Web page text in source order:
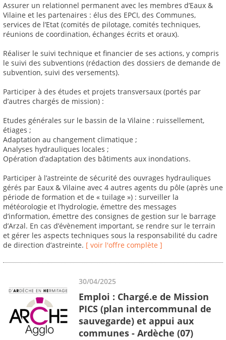
Assurer un relationnel permanent avec les membres d’Eaux &
Vilaine et les partenaires : élus des EPCI, des Communes,
services de l’Etat (comités de pilotage, comités techniques,
réunions de coordination, échanges écrits et oraux).
Réaliser le suivi technique et financier de ses actions, y compris
le suivi des subventions (rédaction des dossiers de demande de
subvention, suivi des versements).
Participer à des études et projets transversaux (portés par
d’autres chargés de mission) :
Etudes générales sur le bassin de la Vilaine : ruissellement,
étiages ;
Adaptation au changement climatique ;
Analyses hydrauliques locales ;
Opération d’adaptation des bâtiments aux inondations.
Participer à l’astreinte de sécurité des ouvrages hydrauliques
gérés par Eaux & Vilaine avec 4 autres agents du pôle (après une
période de formation et de « tuilage ») : surveiller la
météorologie et l’hydrologie, émettre des messages
d’information, émettre des consignes de gestion sur le barrage
d’Arzal. En cas d’évènement important, se rendre sur le terrain
et gérer les aspects techniques sous la responsabilité du cadre
de direction d’astreinte. [ voir l'offre complète ]
30/04/2025
Emploi : Chargé.e de Mission
PICS (plan intercommunal de
sauvegarde) et appui aux
communes - Ardèche (07)